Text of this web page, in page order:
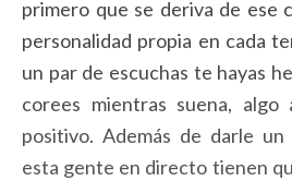
primero que se deriva de ese
personalidad propia en cada
un par de escuchas te hayas
corees mientras suena,
positivo. Además de darle
esta gente en directo tienen